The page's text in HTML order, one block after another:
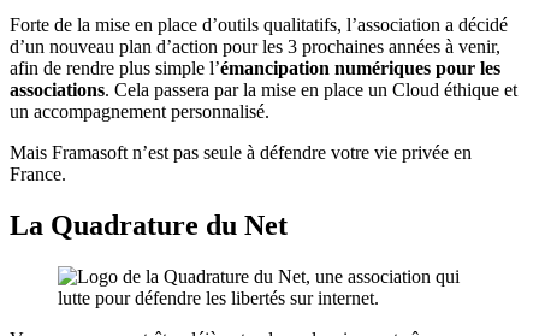
Forte de la mise en place d’outils qualitatifs, l’association a décidé
d’un nouveau plan d’action pour les 3 prochaines années à venir,
afin de rendre plus simple l’émancipation numériques pour les
associations. Cela passera par la mise en place un Cloud éthique et
un accompagnement personnalisé.
Mais Framasoft n’est pas seule à défendre votre vie privée en
France.
La Quadrature du Net